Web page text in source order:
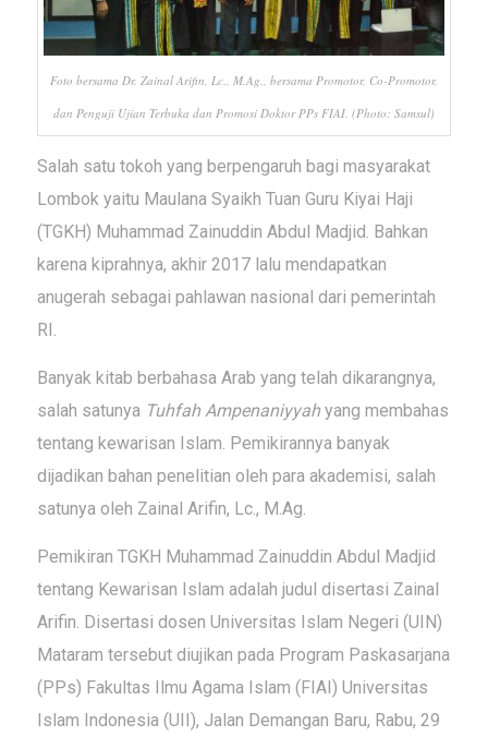
Foto bersama Dr. Zainal Arifin, Lc., M.Ag., bersama Promotor, Co-Promotor,
dan Penguji Ujian Terbuka dan Promosi Doktor PPs FIAI. (Photo: Samsul)
Salah satu tokoh yang berpengaruh bagi masyarakat
Lombok yaitu Maulana Syaikh Tuan Guru Kiyai Haji
(TGKH) Muhammad Zainuddin Abdul Madjid. Bahkan
karena kiprahnya, akhir 2017 lalu mendapatkan
anugerah sebagai pahlawan nasional dari pemerintah
RI.
Banyak kitab berbahasa Arab yang telah dikarangnya,
salah satunya Tuhfah Ampenaniyyahyang membahas
tentang kewarisan Islam. Pemikirannya banyak
dijadikan bahan penelitian oleh para akademisi, salah
satunya oleh Zainal Arifin, Lc., M.Ag.
Pemikiran TGKH Muhammad Zainuddin Abdul Madjid
tentang Kewarisan Islam adalah judul disertasi Zainal
Arifin. Disertasi dosen Universitas Islam Negeri (UIN)
Mataram tersebut diujikan pada Program Paskasarjana
(PPs) Fakultas Ilmu Agama Islam (FIAI) Universitas
Islam Indonesia (UII), Jalan Demangan Baru, Rabu, 29